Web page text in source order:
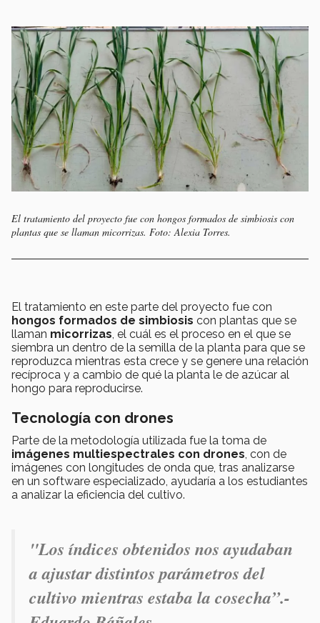
El tratamiento del proyecto fue con hongos formados de simbiosis con
plantas que se llaman micorrizas. Foto: Alexia Torres.
El tratamiento en este parte del proyecto fue con
hongos formados de simbiosis con plantas que se
llaman micorrizas, el cuál es el proceso en el que se
siembra un dentro de la semilla de la planta para que se
reproduzca mientras esta crece y se genere una relación
recíproca y a cambio de qué la planta le de azúcar al
hongo para reproducirse.
Tecnología con drones
Parte de la metodología utilizada fue la toma de
imágenes multiespectrales con drones, con de
imágenes con longitudes de onda que, tras analizarse
en un software especializado, ayudaría a los estudiantes
a analizar la eficiencia del cultivo.
"Los índices obtenidos nos ayudaban
a ajustar distintos parámetros del
cultivo mientras estaba la cosecha”.-